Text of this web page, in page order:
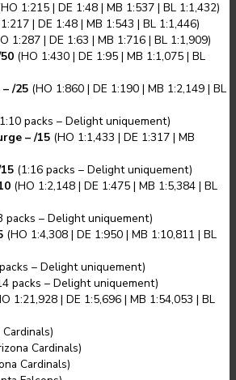
HO 1:215 | DE 1:48 | MB 1:537 | BL 1:1,432)
| DE 1:48 | MB 1:543 | BL 1:1,446)
1:287 | DE 1:63 | MB 1:716 | BL 1:1,909)
(HO 1:430 | DE 1:95 | MB 1:1,075 | BL
/25 (HO 1:860 | DE 1:190 | MB 1:2,149 | BL
1:10 packs – Delight uniquement)
– /15 (HO 1:1,433 | DE 1:317 | MB
(1:16 packs – Delight uniquement)
(HO 1:2,148 | DE 1:475 | MB 1:5,384 | BL
packs – Delight uniquement)
(HO 1:4,308 | DE 1:950 | MB 1:10,811 | BL
packs – Delight uniquement)
packs – Delight uniquement)
1:21,928 | DE 1:5,696 | MB 1:54,053 | BL
Cardinals)
Cardinals)